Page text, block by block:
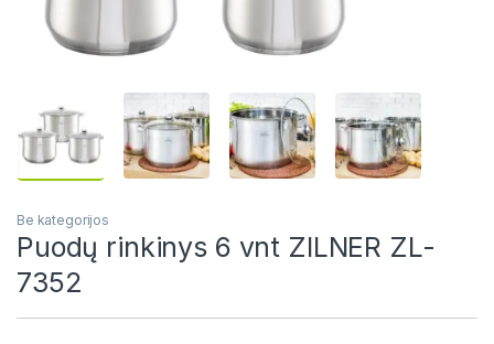
Be kategorijos
Puodų rinkinys 6 vnt ZILNER ZL-
7352